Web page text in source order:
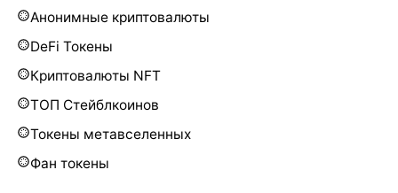
Анонимные криптовалюты
DeFi Токены
Криптовалюты NFT
ТОП Стейблкоинов
Токены метавселенных
Фан токены